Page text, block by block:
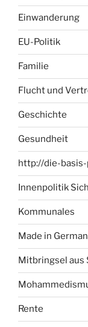
Einwanderung
EU-Politik
Familie
Flucht und
Geschichte
Gesundheit
http://die-
Innenpolitik
Kommunales
Made in
Mitbringsel aus
Rente